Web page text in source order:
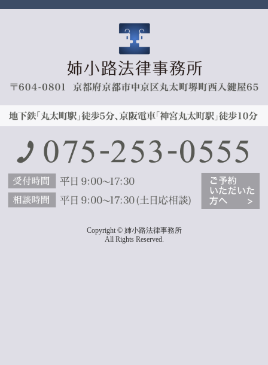
Copyright © 姉小路法律事務所
All Rights Reserved.